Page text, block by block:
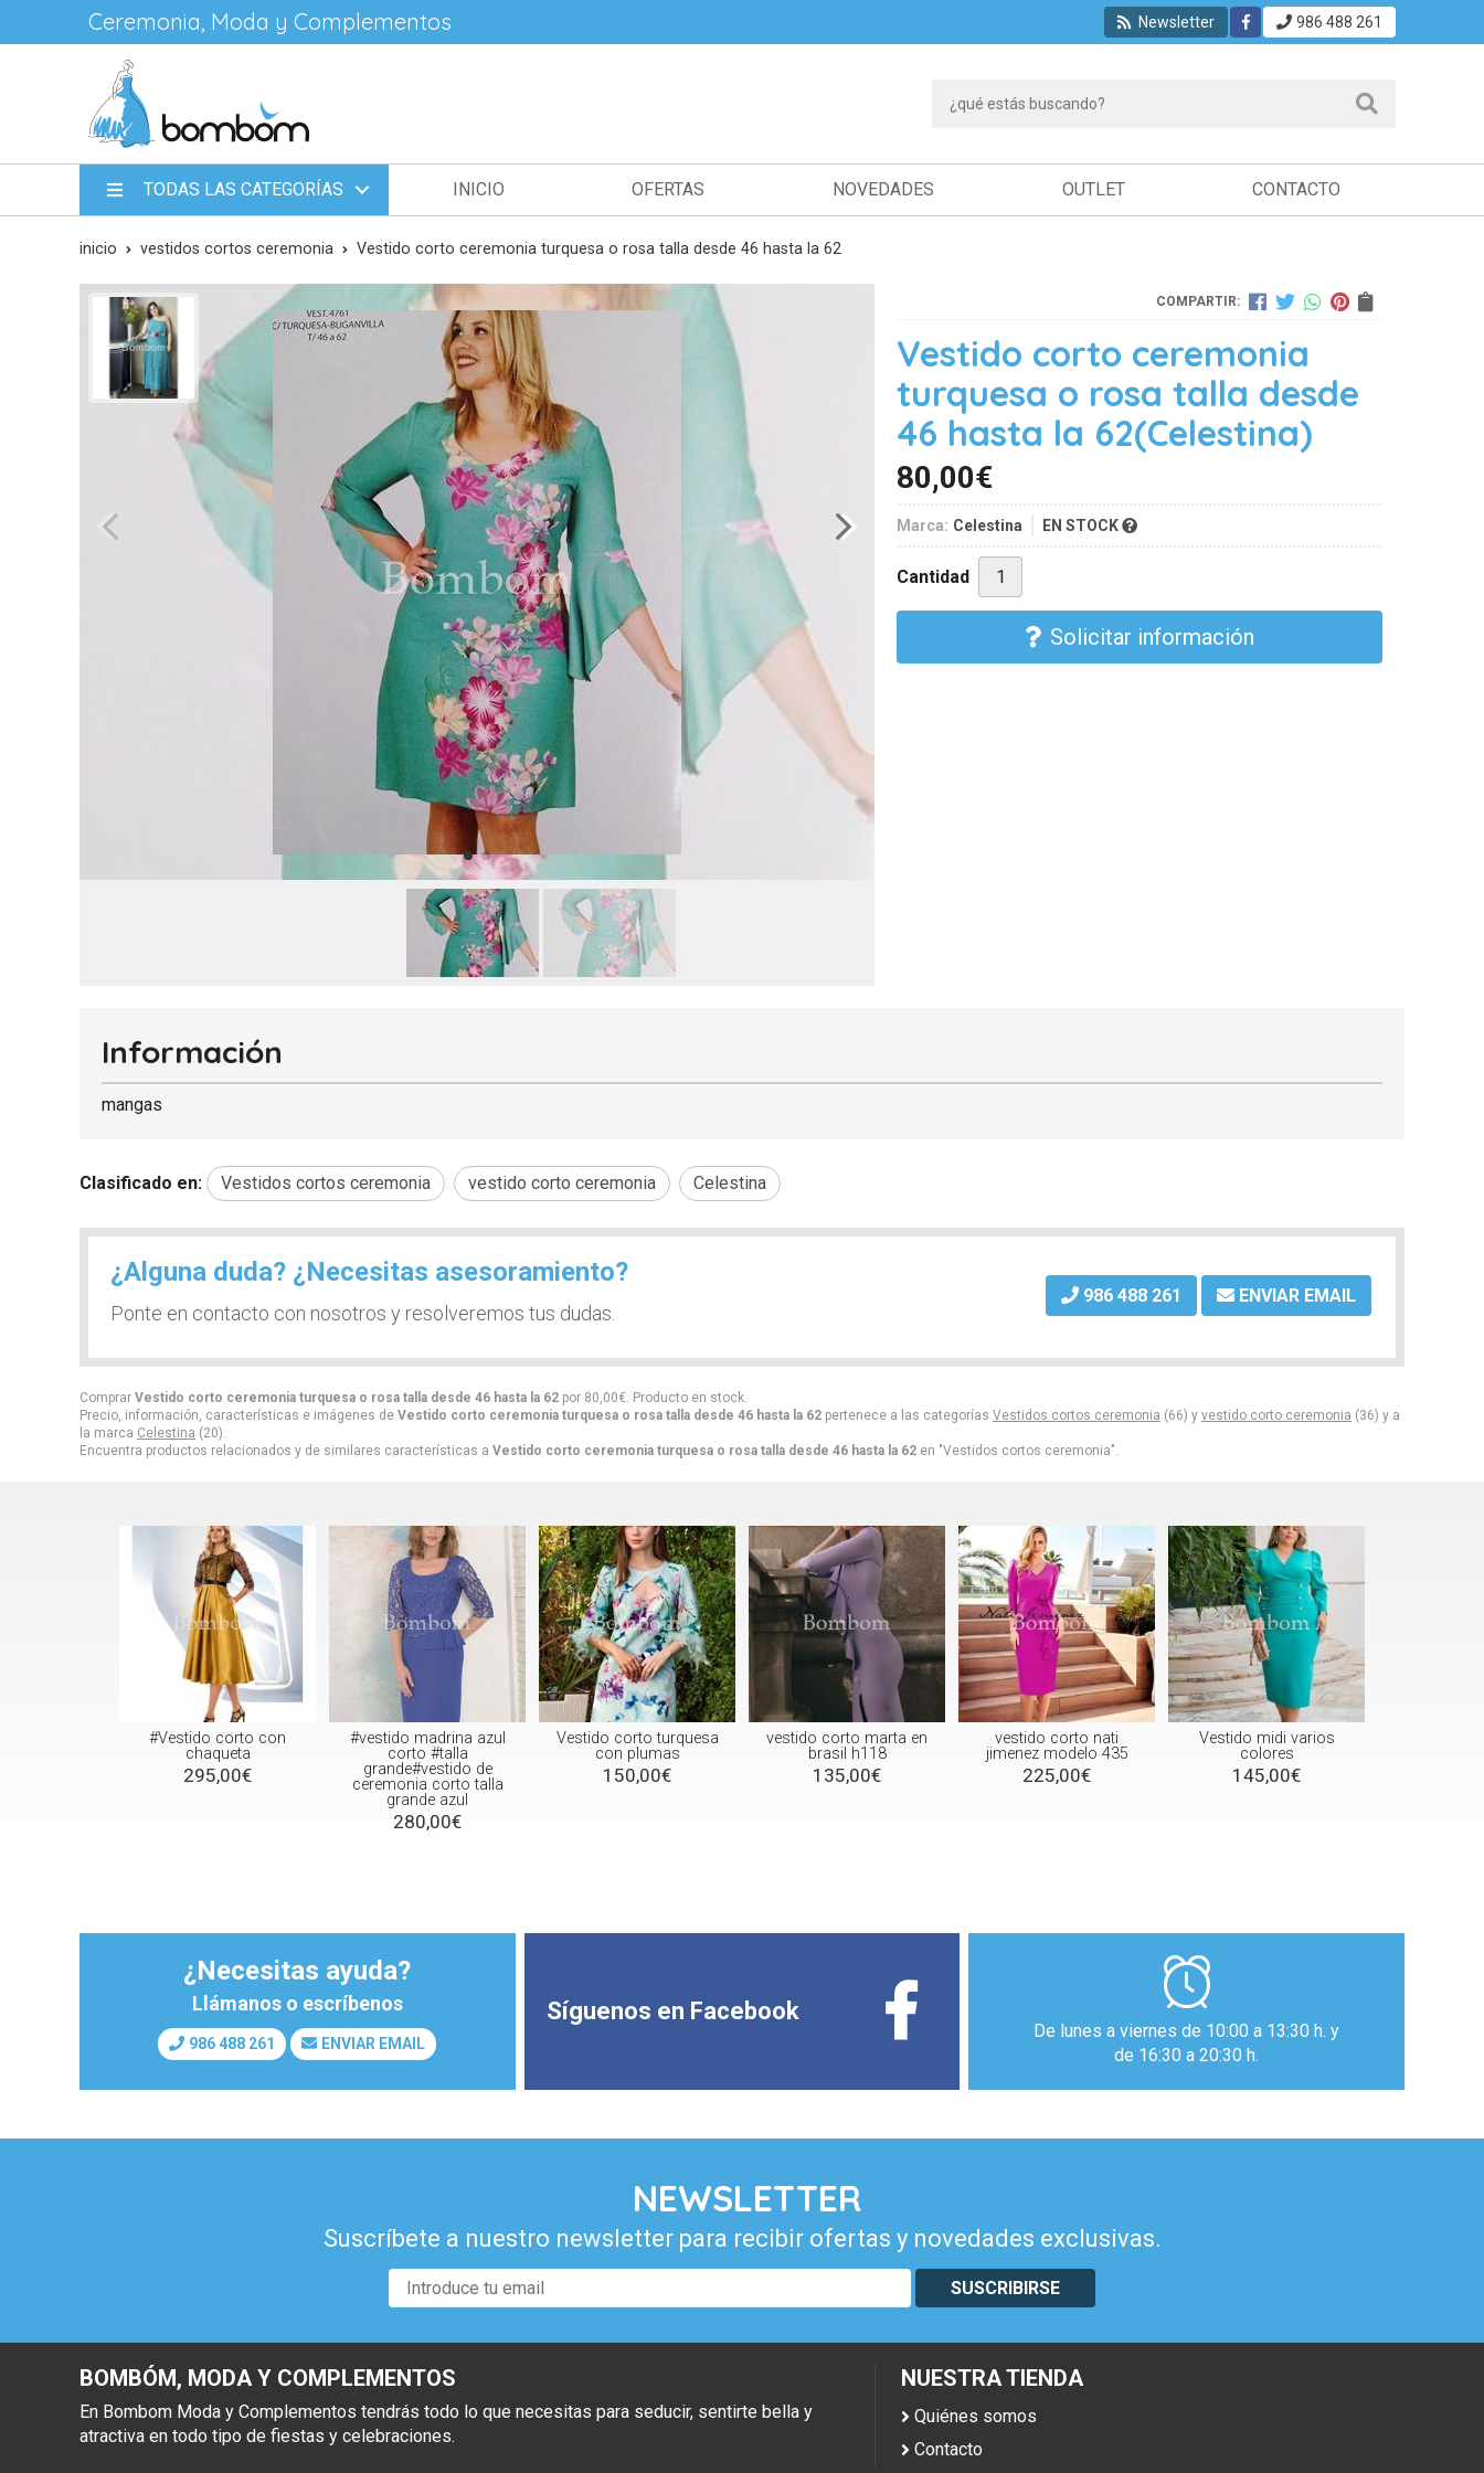
Ceremonia, Moda y Complementos Newsletter 986 488 261
TODAS LAS CATEGORÍAS INICIO OFERTAS NOVEDADES OUTLET CONTACTO
inicio vestidos cortos ceremonia Vestido corto ceremonia turquesa o rosa talla desde 46 hasta la 62
COMPARTIR:
Vestido corto ceremonia
turquesa o rosa talla desde
46 hasta la 62(Celestina)
80,00€
Marca: Celestina EN STOCK
Cantidad
Solicitar información
Comprar Vestido corto ceremonia turquesa o rosa talla desde 46 hasta la 62 por 80,00€. Producto en stock.
Precio, información, características e imágenes de Vestido corto ceremonia turquesa o rosa talla desde 46 hasta la 62 pertenece a las categorías Vestidos cortos ceremonia (66) y vestido corto ceremonia (36) y a
la marca Celestina (20).
Encuentra productos relacionados y de similares características a Vestido corto ceremonia turquesa o rosa talla desde 46 hasta la 62 en "Vestidos cortos ceremonia".
Información
mangas
Clasificado en: Vestidos cortos ceremonia vestido corto ceremonia Celestina
¿Alguna duda? ¿Necesitas asesoramiento?
Ponte en contacto con nosotros y resolveremos tus dudas.
986 488 261 ENVIAR EMAIL
#Vestido corto con
chaqueta
295,00€
#vestido madrina azul
corto #talla
grande#vestido de
ceremonia corto talla
grande azul
280,00€
Vestido corto turquesa
con plumas
150,00€
vestido corto marta en
brasil h118
135,00€
vestido corto nati
jimenez modelo 435
225,00€
Vestido midi varios
colores
145,00€
¿Necesitas ayuda?
Llámanos o escríbenos
986 488 261 ENVIAR EMAIL
Síguenos en Facebook
De lunes a viernes de 10:00 a 13:30 h. y
de 16:30 a 20:30 h.
NEWSLETTER
Suscríbete a nuestro newsletter para recibir ofertas y novedades exclusivas.
SUSCRIBIRSE
BOMBÓM, MODA Y COMPLEMENTOS
En Bombom Moda y Complementos tendrás todo lo que necesitas para seducir, sentirte bella y
atractiva en todo tipo de fiestas y celebraciones.
NUESTRA TIENDA
Quiénes somos
Contacto